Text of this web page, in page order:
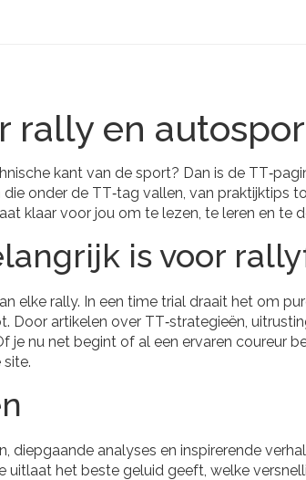
rally en
kant van de sport? Dan is de
onder de TT‑tag vallen, van praktijktips
klaar voor jou om te lezen, te leren en te
is voor
elke rally. In een time trial draait het om
Door artikelen over TT‑strategieën,
je nu net begint of al een ervaren coureur
diepgaande analyses en inspirerende
het beste geluid geeft, welke